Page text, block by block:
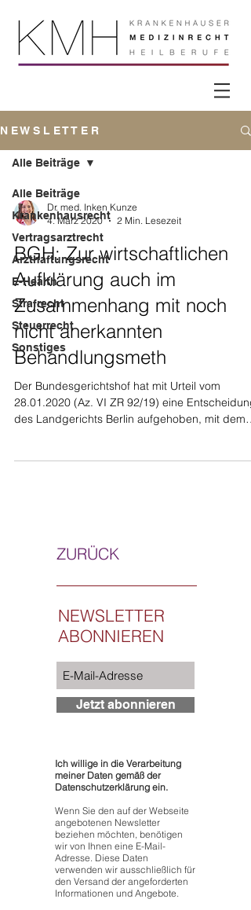
N E W S L E T T E R
Alle Beiträge
Krankenhausrecht
Vertragsarztrecht
Arzthaftungsrecht
E-Health
Strafrecht
Steuerrecht
Sonstiges
Alle Beiträge
Dr. med. Inken Kunze
4. März 2020
2 Min. Lesezeit
BGH: Zur wirtschaftlichen
Aufklärung auch im
Zusammenhang mit noch
nicht anerkannten
Behandlungsmeth
Der Bundesgerichtshof hat mit Urteil vom
28.01.2020 (Az. VI ZR 92/19) eine Entscheidung
des Landgerichts Berlin aufgehoben, mit dem
ZURÜCK
NEWSLETTER
ABONNIEREN
Jetzt abonnieren
Ich willige in die Verarbeitung
meiner Daten gemäß der
Datenschutzerklärung ein.
Wenn Sie den auf der Webseite
angebotenen Newsletter
beziehen möchten, benötigen
wir von Ihnen eine E-Mail-
Adresse. Diese Daten
verwenden wir ausschließlich für
den Versand der angeforderten
Informationen und Angebote.